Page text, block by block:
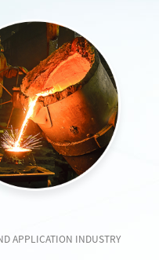
APPLICATION INDUSTRY